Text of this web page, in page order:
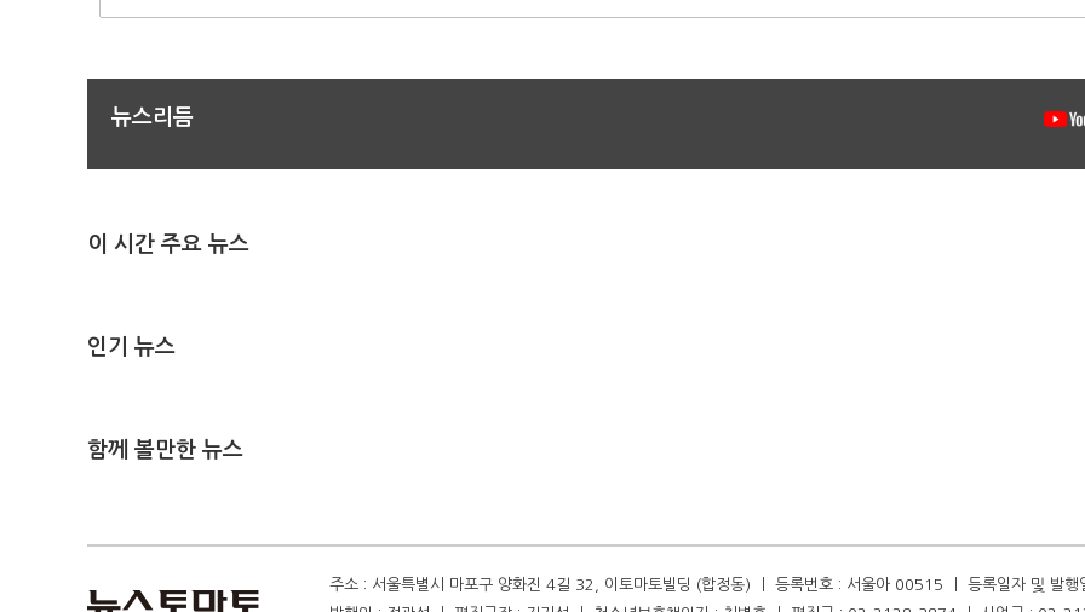
뉴스리듬
이 시간 주요 뉴스
인기 뉴스
함께 볼만한 뉴스
주소 : 서울특별시 마포구 양화진 4길 32, 이토마토빌딩 (합정동) ㅣ 등록번호 : 서울아 00515 ㅣ 등록일자 및 발